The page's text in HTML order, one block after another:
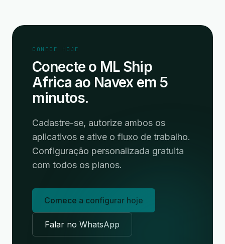
COMECE HOJE
Conecte o ML Ship
Africa ao Navex em 5
minutos.
Cadastre-se, autorize ambos os
aplicativos e ative o fluxo de trabalho.
Configuração personalizada gratuita
com todos os planos.
Comece a configurar hoje
Falar no WhatsApp